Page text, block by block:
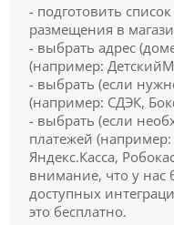
- подготовить
размещения в
- выбрать адрес
(например:
- выбрать (если
(например: СДЭК,
- выбрать (если
платежей
Яндекс.Касса,
внимание, что у нас
доступных
это бесплатно.